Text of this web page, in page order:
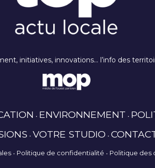
initiatives, innovations… l’info des
ENVIRONNEMENT
VOTRE STUDIO
Politique de confidentialité Politique des